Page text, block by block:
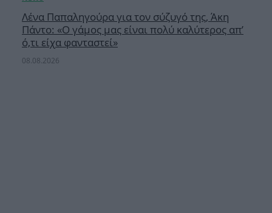
Λένα Παπαληγούρα για τον σύζυγό της, Άκη
Πάντο: «Ο γάμος μας είναι πολύ καλύτερος απ’
ό,τι είχα φανταστεί»
08.08.2026